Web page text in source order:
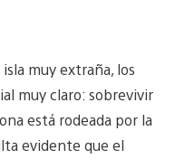
muy extraña, los
muy claro: sobrevivir
está rodeada por la
evidente que el